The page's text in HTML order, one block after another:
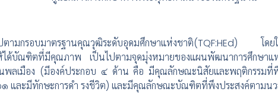
รอบมาตรฐานคุณวุฒิระดับอุดมศึกษาแห่งชาติ(TQF:HEd) โดยใช้
ได้บัณฑิตที่มีคุณภาพ เป็นไปตามจุดมุ่งหมายของแผนพัฒนาการศึกษาแห่ง
ลเมือง (มีองค์ประกอบ ๔ ด้าน คือ มีคุณลักษณะนิสัยและพฤติกรรมที่
๑ และมีทักษะการดำ รงชีวิต) และมีคุณลักษณะบัณฑิตที่พึงประสงค์ตาม